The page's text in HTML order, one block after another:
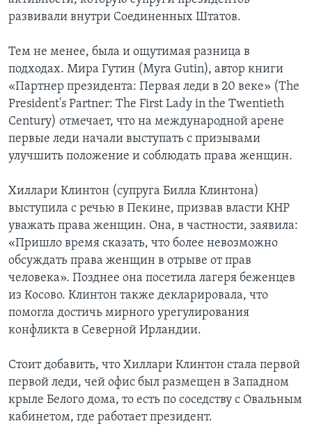
развивали внутри Соединенных Штатов.
Тем не менее, была и ощутимая разница в
подходах. Мира Гутин (Myra Gutin), автор книги
«Партнер президента: Первая леди в 20 веке» (The
President's Partner: The First Lady in the Twentieth
Century) отмечает, что на международной арене
первые леди начали выступать с призывами
улучшить положение и соблюдать права женщин.
Хиллари Клинтон (супруга Билла Клинтона)
выступила с речью в Пекине, призвав власти КНР
уважать права женщин. Она, в частности, заявила:
«Пришло время сказать, что более невозможно
обсуждать права женщин в отрыве от прав
человека». Позднее она посетила лагеря беженцев
из Косово. Клинтон также декларировала, что
помогла достичь мирного урегулирования
конфликта в Северной Ирландии.
Стоит добавить, что Хиллари Клинтон стала первой
первой леди, чей офис был размещен в Западном
крыле Белого дома, то есть по соседству с Овальным
кабинетом, где работает президент.